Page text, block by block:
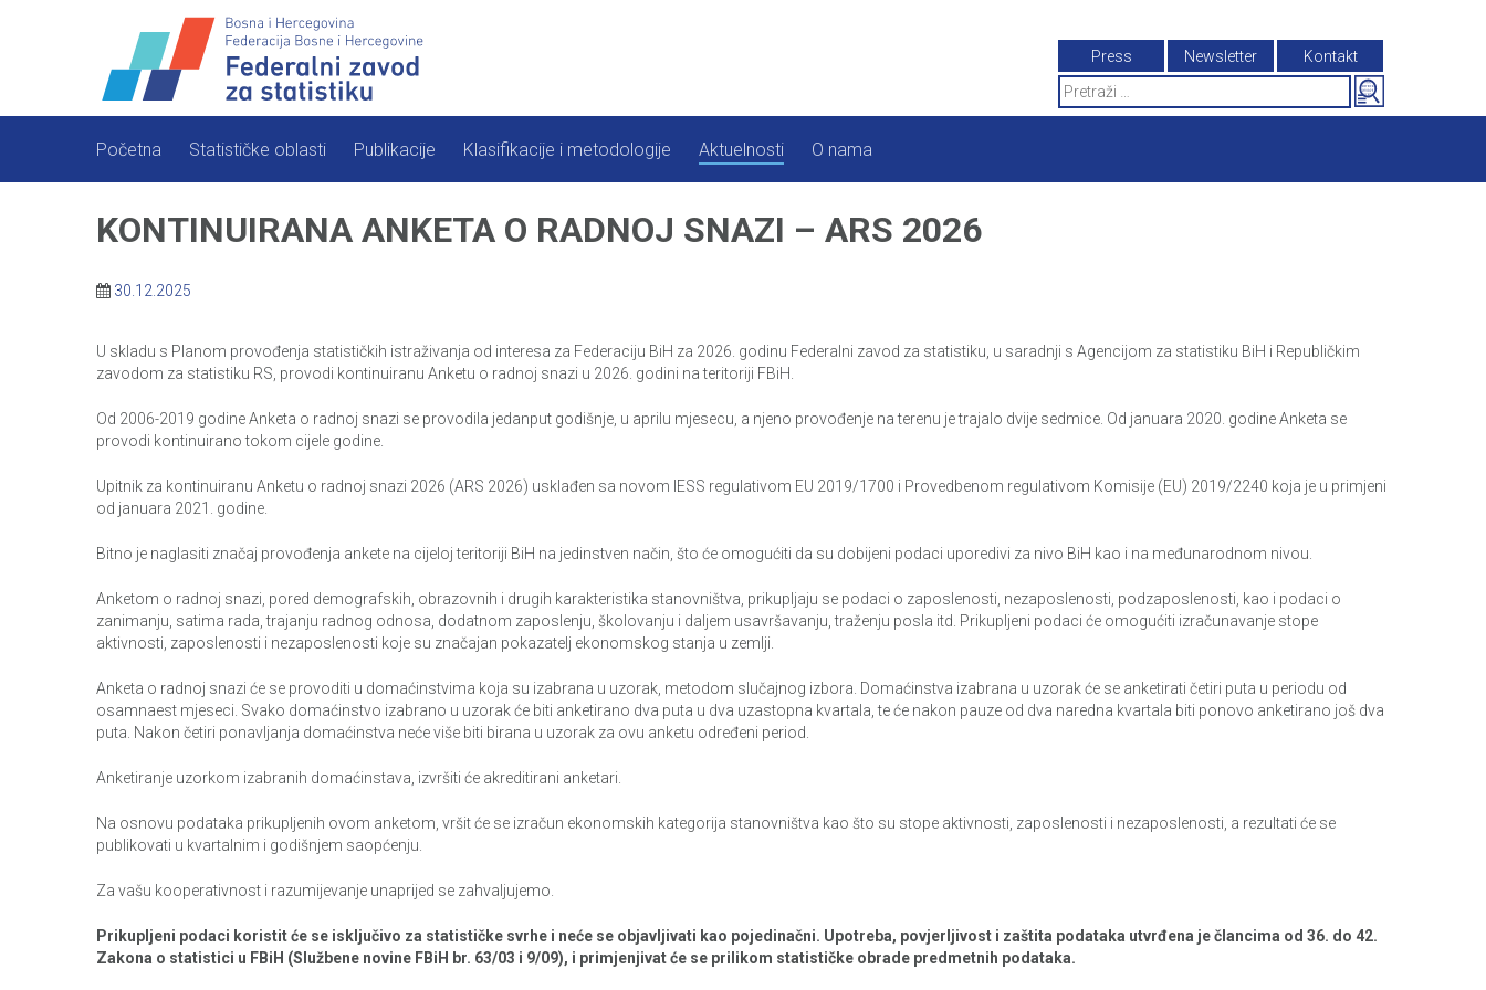
Press Newsletter
Kontakt
Search
for:
Početna Statističke oblasti Publikacije Klasifikacije i metodologije Aktuelnosti O nama
KONTINUIRANA ANKETA O RADNOJ SNAZI – ARS 2026
30.12.2025
U skladu s Planom provođenja statističkih istraživanja od interesa za Federaciju BiH za 2026. godinu Federalni zavod za statistiku, u saradnji s Agencijom za statistiku BiH i Republičkim
zavodom za statistiku RS, provodi kontinuiranu Anketu o radnoj snazi u 2026. godini na teritoriji FBiH.
Od 2006-2019 godine Anketa o radnoj snazi se provodila jedanput godišnje, u aprilu mjesecu, a njeno provođenje na terenu je trajalo dvije sedmice. Od januara 2020. godine Anketa se
provodi kontinuirano tokom cijele godine.
Upitnik za kontinuiranu Anketu o radnoj snazi 2026 (ARS 2026) usklađen sa novom IESS regulativom EU 2019/1700 i Provedbenom regulativom Komisije (EU) 2019/2240 koja je u primjeni
od januara 2021. godine.
Bitno je naglasiti značaj provođenja ankete na cijeloj teritoriji BiH na jedinstven način, što će omogućiti da su dobijeni podaci uporedivi za nivo BiH kao i na međunarodnom nivou.
Anketom o radnoj snazi, pored demografskih, obrazovnih i drugih karakteristika stanovništva, prikupljaju se podaci o zaposlenosti, nezaposlenosti, podzaposlenosti, kao i podaci o
zanimanju, satima rada, trajanju radnog odnosa, dodatnom zaposlenju, školovanju i daljem usavršavanju, traženju posla itd. Prikupljeni podaci će omogućiti izračunavanje stope
aktivnosti, zaposlenosti i nezaposlenosti koje su značajan pokazatelj ekonomskog stanja u zemlji.
Anketa o radnoj snazi će se provoditi u domaćinstvima koja su izabrana u uzorak, metodom slučajnog izbora. Domaćinstva izabrana u uzorak će se anketirati četiri puta u periodu od
osamnaest mjeseci. Svako domaćinstvo izabrano u uzorak će biti anketirano dva puta u dva uzastopna kvartala, te će nakon pauze od dva naredna kvartala biti ponovo anketirano još dva
puta. Nakon četiri ponavljanja domaćinstva neće više biti birana u uzorak za ovu anketu određeni period.
Anketiranje uzorkom izabranih domaćinstava, izvršiti će akreditirani anketari.
Na osnovu podataka prikupljenih ovom anketom, vršit će se izračun ekonomskih kategorija stanovništva kao što su stope aktivnosti, zaposlenosti i nezaposlenosti, a rezultati će se
publikovati u kvartalnim i godišnjem saopćenju.
Za vašu kooperativnost i razumijevanje unaprijed se zahvaljujemo.
Prikupljeni podaci koristit će se isključivo za statističke svrhe i neće se objavljivati kao pojedinačni. Upotreba, povjerljivost i zaštita podataka utvrđena je člancima od 36. do 42.
Zakona o statistici u FBiH (Službene novine FBiH br. 63/03 i 9/09), i primjenjivat će se prilikom statističke obrade predmetnih podataka.